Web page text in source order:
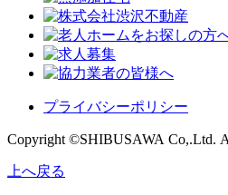
プライバシーポリシー
Copyright ©SHIBUSAWA Co,.Ltd.
上へ戻る